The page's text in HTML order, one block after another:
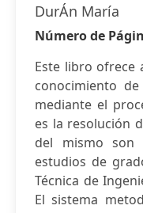
DurÁn María
Número de
Este libro ofrece
conocimiento
mediante el
es la resolución
del mismo son
estudios de
Técnica de
El sistema